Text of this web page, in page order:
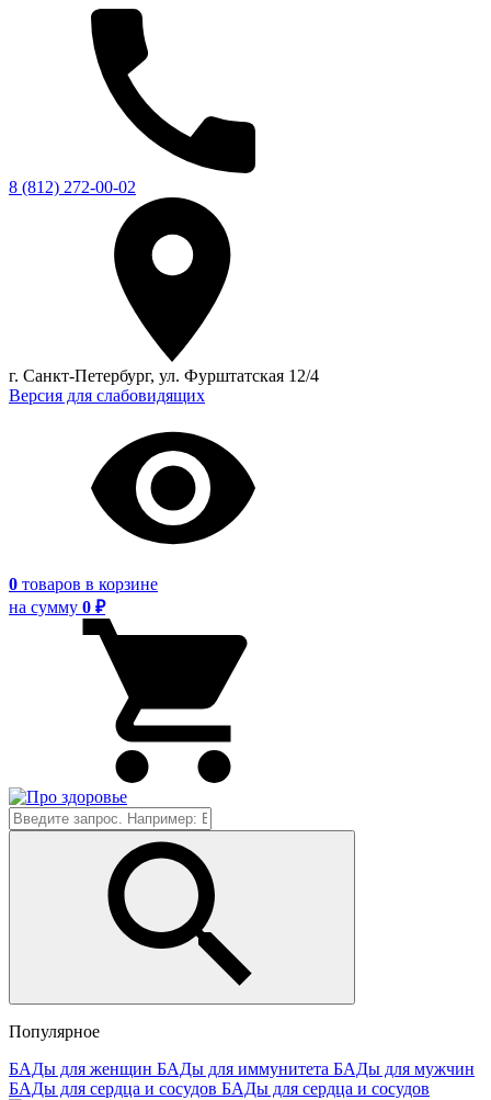
8 (812) 272-00-02
г. Санкт-Петербург, ул. Фурштатская 12/4
Версия для слабовидящих
0 товаров в корзине
на сумму 0 ₽
Популярное
БАДы для женщин БАДы для иммунитета БАДы для мужчин
БАДы для сердца и сосудов БАДы для сердца и сосудов